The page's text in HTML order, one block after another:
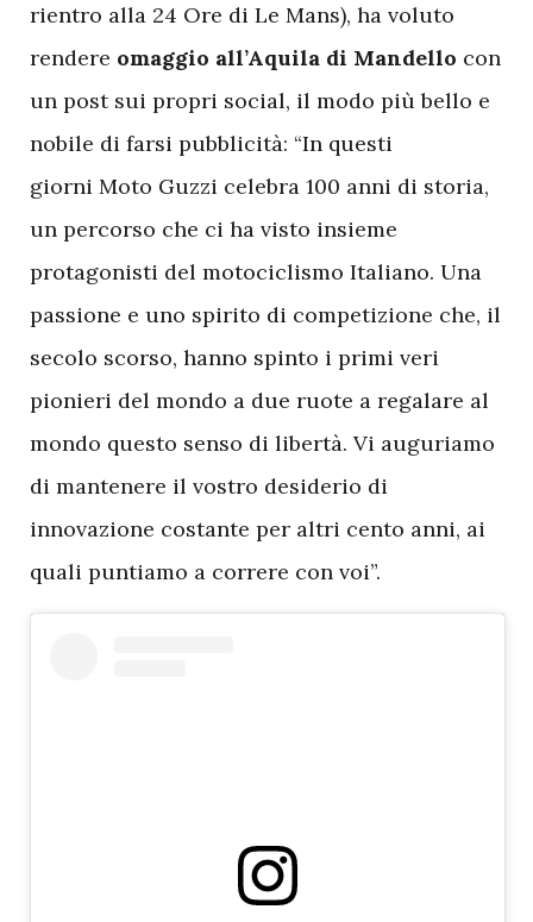
rientro alla 24 Ore di Le Mans), ha voluto
rendere omaggio all’Aquila di Mandello con
un post sui propri social, il modo più bello e
nobile di farsi pubblicità: “In questi
giorni Moto Guzzi celebra 100 anni di storia,
un percorso che ci ha visto insieme
protagonisti del motociclismo Italiano. Una
passione e uno spirito di competizione che, il
secolo scorso, hanno spinto i primi veri
pionieri del mondo a due ruote a regalare al
mondo questo senso di libertà. Vi auguriamo
di mantenere il vostro desiderio di
innovazione costante per altri cento anni, ai
quali puntiamo a correre con voi”.